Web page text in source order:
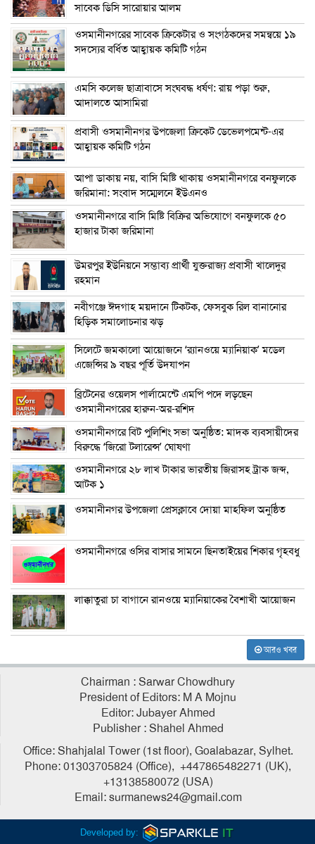
সাবেক ডিসি সারোয়ার আলম
ওসমানীনগরের সাবেক ক্রিকেটার ও সংগঠকদের সমন্বয়ে ১৯
সদস্যের বর্ধিত আহ্বায়ক কমিটি গঠন
এম‌সি কলেজ ছাত্রাবাসে সংঘবদ্ধ ধর্ষণ: রায় পড়া শুরু,
আদালতে আসামিরা
প্রবাসী ওসমানীনগর উপজেলা ক্রিকেট ডেভেলপমেন্ট-এর
আহ্বায়ক কমিটি গঠন
আপা ডাকায় নয়, বাসি মিষ্টি থাকায় ওসমানীনগরে বনফুলকে
জরিমানা: সংবাদ সম্মেলনে ইউএনও
ওসমানীনগরে বাসি মিষ্টি বিক্রির অভিযোগে বনফুলকে ৫০
হাজার টাকা জরিমানা
উমরপুর ইউনিয়নে সম্ভাব্য প্রার্থী যুক্তরাজ্য প্রবাসী খালেদুর
রহমান
নবীগঞ্জে ঈদগাহ ময়দানে টিকটক, ফেসবুক রিল বানানোর
হিড়িক সমালোচনার ঝড়
সিলেটে জমকালো আয়োজনে ‘র‍্যানওয়ে ম্যানিয়াক’ মডেল
এজেন্সির ৯ বছর পূর্তি উদযাপন
ব্রিটেনের ওয়েলস পার্লামেন্টে এমপি পদে লড়ছেন
ওসমানীনগরের হারুন-অর-রশিদ
ওসমানীনগরে বিট পুলিশিং সভা অনুষ্ঠিত: মাদক ব্যবসায়ীদের
বিরুদ্ধে ‘জিরো টলারেন্স’ ঘোষণা
ওসমানীনগরে ২৮ লাখ টাকার ভারতীয় জিরাসহ ট্রাক জব্দ,
আটক ১
ওসমানীনগর উপজেলা প্রেসক্লাবে দোয়া মাহফিল অনুষ্ঠিত
ওসমানীনগরে ওসির বাসার সামনে ছিনতাইয়ের শিকার গৃহবধু
লাক্কাতুরা চা বাগানে রানওয়ে ম্যানিয়াকের বৈশাখী আয়োজন
আরও খবর
Chairman : Sarwar Chowdhury
President of Editors: M A Mojnu
Editor: Jubayer Ahmed
Publisher : Shahel Ahmed
Office: Shahjalal Tower (1st floor), Goalabazar, Sylhet.
Phone: 01303705824 (Office), +447865482271 (UK),
+13138580072 (USA)
Email: surmanews24@gmail.com
Developed by: